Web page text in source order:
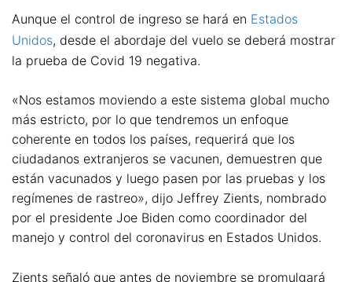
Aunque el control de ingreso se hará en Estados
Unidos, desde el abordaje del vuelo se deberá mostrar
la prueba de Covid 19 negativa.
«Nos estamos moviendo a este sistema global mucho
más estricto, por lo que tendremos un enfoque
coherente en todos los países, requerirá que los
ciudadanos extranjeros se vacunen, demuestren que
están vacunados y luego pasen por las pruebas y los
regímenes de rastreo», dijo Jeffrey Zients, nombrado
por el presidente Joe Biden como coordinador del
manejo y control del coronavirus en Estados Unidos.
Zients señaló que antes de noviembre se promulgará